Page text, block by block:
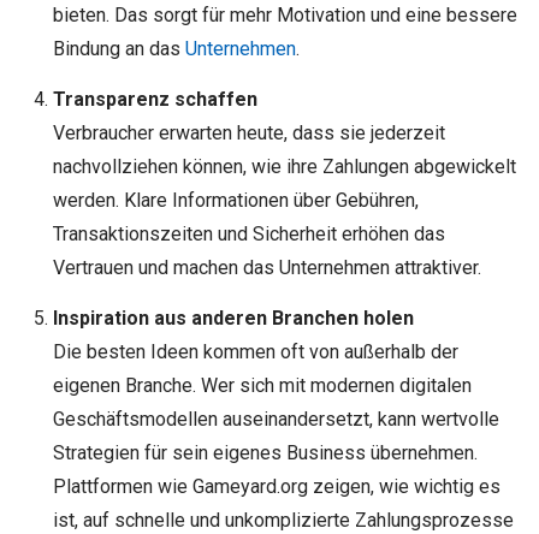
bieten. Das sorgt für mehr Motivation und eine bessere
Bindung an das Unternehmen.
Transparenz schaffen
Verbraucher erwarten heute, dass sie jederzeit
nachvollziehen können, wie ihre Zahlungen abgewickelt
werden. Klare Informationen über Gebühren,
Transaktionszeiten und Sicherheit erhöhen das
Vertrauen und machen das Unternehmen attraktiver.
Inspiration aus anderen Branchen holen
Die besten Ideen kommen oft von außerhalb der
eigenen Branche. Wer sich mit modernen digitalen
Geschäftsmodellen auseinandersetzt, kann wertvolle
Strategien für sein eigenes Business übernehmen.
Plattformen wie Gameyard.org zeigen, wie wichtig es
ist, auf schnelle und unkomplizierte Zahlungsprozesse